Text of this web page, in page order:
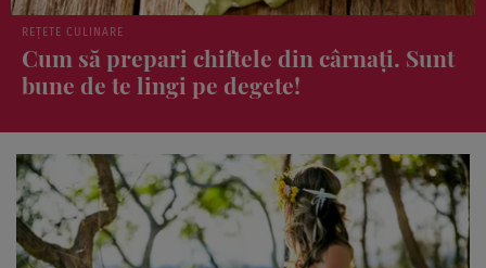
ȘTIRI
Ce produs din supermarket ar putea
reduce colesterolul, glicemia și tensiunea